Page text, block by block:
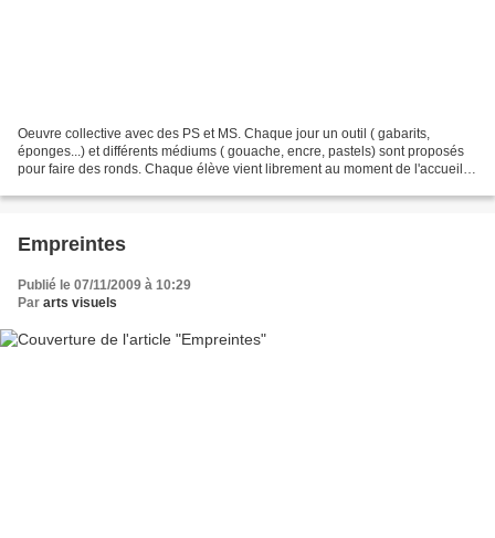
Oeuvre collective avec des PS et MS. Chaque jour un outil ( gabarits,
éponges...) et différents médiums ( gouache, encre, pastels) sont proposés
pour faire des ronds. Chaque élève vient librement au moment de l'accueil
Empreintes
Publié le 07/11/2009 à 10:29
Par arts visuels